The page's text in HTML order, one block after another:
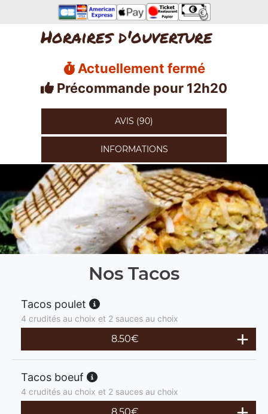
Horaires d'ouverture
Actuellement fermé
Précommande pour 12h20
AVIS (90)
INFORMATIONS
Nos Tacos
Tacos poulet
4 crudités au choix et 2 sauces au choix
8.50€
Tacos boeuf
4 crudités au choix et 2 sauces au choix